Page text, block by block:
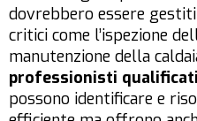
dovrebbero essere
critici come l’ispezione
manutenzione della
professionisti qualificati
possono identificare e